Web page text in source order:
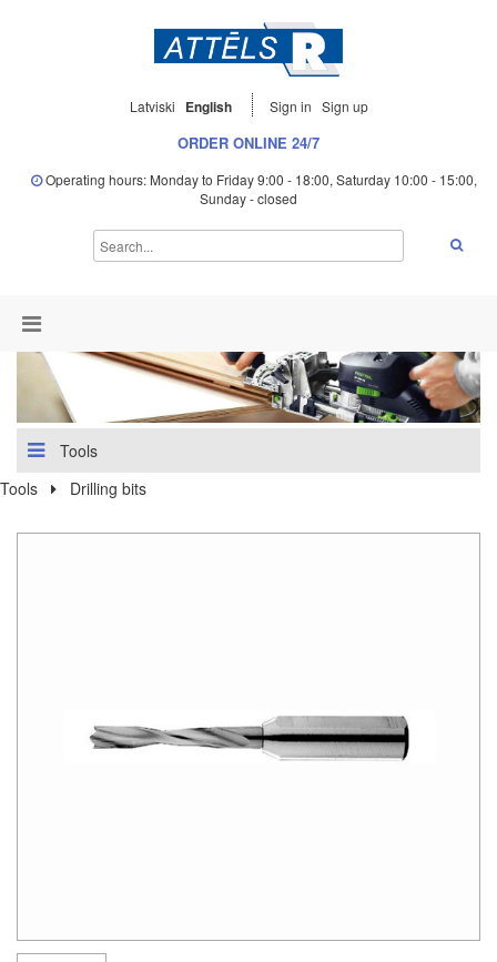
Latviski English Sign in Sign up
ORDER ONLINE 24/7
Operating hours: Monday to Friday 9:00 - 18:00, Saturday 10:00 - 15:00,
Sunday - closed
Tools
Tools
Drilling bits